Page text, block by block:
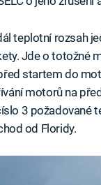
teplotní rozsah
Jde o totožné
startem do
motorů na
3 požadované
od Floridy.